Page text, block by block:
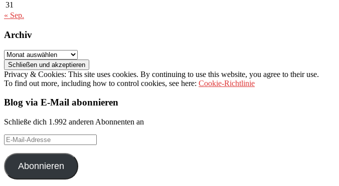
31
« Sep.
Archiv
Archiv
Privacy & Cookies: This site uses cookies. By continuing to use this website, you agree to their use.
To find out more, including how to control cookies, see here: Cookie-Richtlinie
Blog via E-Mail abonnieren
Schließe dich 1.992 anderen Abonnenten an
E-
Mail-
Adresse
Abonnieren